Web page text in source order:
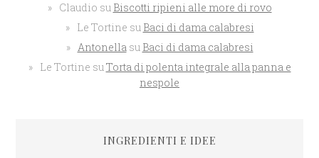
Claudio su Biscotti ripieni alle more di rovo
Le Tortine su Baci di dama calabresi
Antonellasu Baci di dama calabresi
Le Tortine suTorta di polenta integrale alla panna e
nespole
INGREDIENTI E IDEE